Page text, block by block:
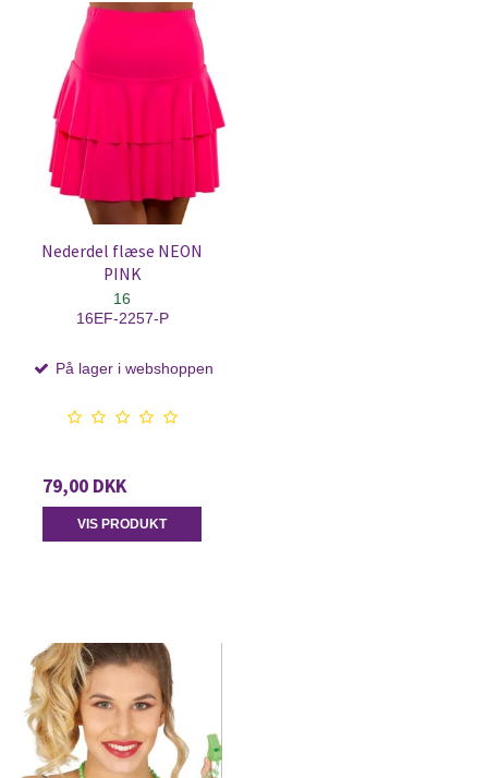
Nederdel flæse NEON
PINK
16
16EF-2257-P
På lager i webshoppen
79,00 DKK
VIS PRODUKT